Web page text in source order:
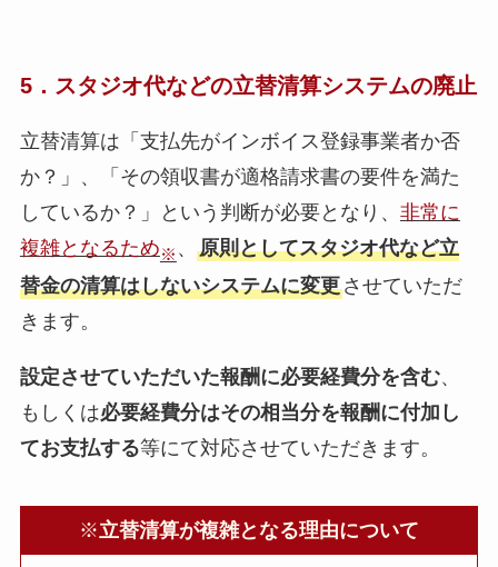
5．スタジオ代などの立替清算システムの廃止
立替清算は「支払先がインボイス登録事業者か否
か？」、「その領収書が適格請求書の要件を満た
しているか？」という判断が必要となり、 非常に
複雑となるため※ 、 原則としてスタジオ代など立
替金の清算はしないシステムに変更させていただ
きます。
設定させていただいた報酬に必要経費分を含む、
もしくは必要経費分はその相当分を報酬に付加し
てお支払する等にて対応させていただきます。
※立替清算が複雑となる理由について